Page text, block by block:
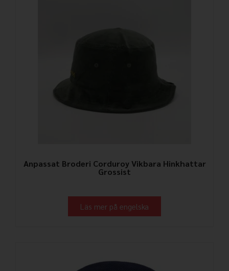
Anpassat Broderi Corduroy Vikbara Hinkhattar
Grossist
Läs mer på engelska